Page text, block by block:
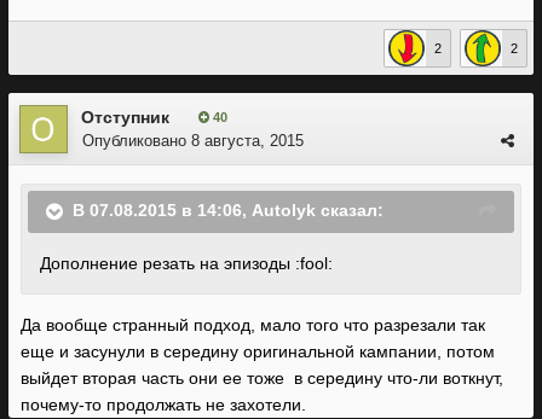
2 2
Отступник 40
Опубликовано 8 августа, 2015
В 07.08.2015 в 14:06, Autolyk сказал:
Дополнение резать на эпизоды :fool:
Да вообще странный подход, мало того что разрезали так
еще и засунули в середину оригинальной кампании, потом
выйдет вторая часть они ее тоже в середину что-ли воткнут,
почему-то продолжать не захотели.